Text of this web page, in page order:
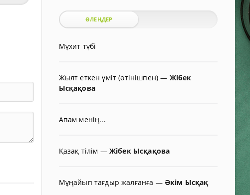
ӨЛЕҢДЕР
Мұхит түбі
Жылт еткен үміт (өтінішпен)— Жібек
Ысқақова
Апам менің...
Қазақ тілім — Жібек Ысқақова
Мұңайып тағдыр жалғанға — Әкім Ысқақ